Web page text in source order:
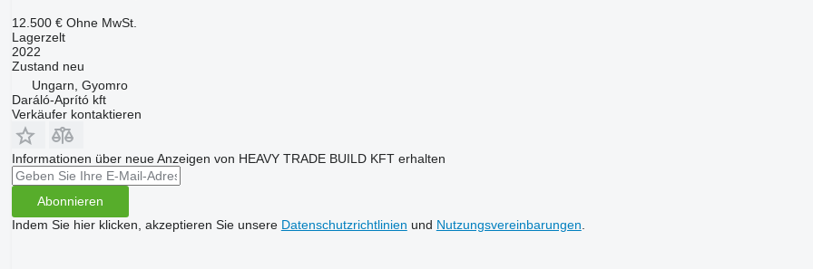
12.500 € Ohne MwSt.
Lagerzelt
2022
Zustand neu
Ungarn, Gyomro
Daráló-Aprító kft
Verkäufer kontaktieren
Informationen über neue Anzeigen von HEAVY TRADE BUILD KFT erhalten
Abonnieren
Indem Sie hier klicken, akzeptieren Sie unsere Datenschutzrichtlinien und Nutzungsvereinbarungen